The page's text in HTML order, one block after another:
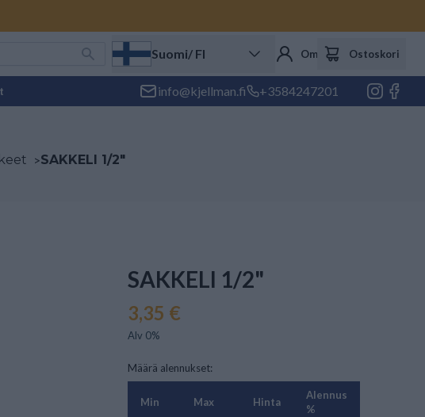
Suomi/ FI Oma tili Ostoskori
info@kjellman.fi +3584247201
>SAKKELI 1/2"
SAKKELI 1/2"
3,35 €
Alv 0%
Määrä alennukset:
Min Max Hinta
Alennus
%